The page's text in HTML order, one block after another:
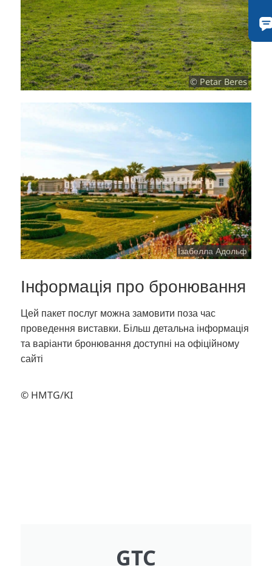
© Petar Beres
Ізабелла Адольф
Інформація про бронювання
Цей пакет послуг можна замовити поза час
проведення виставки. Більш детальна інформація
та варіанти бронювання доступні на офіційному
сайті
© HMTG/KI
GTC